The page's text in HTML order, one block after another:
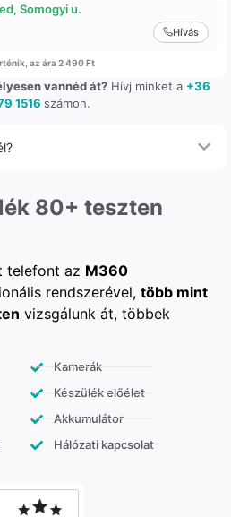
Somogyi u.
Hívás
az ára 2 490 Ft
vannéd át?Hívj minket a +36
1516 számon.
80+ teszten
telefont az M360
rendszerével, több mint
vizsgálunk át, többek
Kamerák
Készülék előélet
Akkumulátor
Hálózati kapcsolat